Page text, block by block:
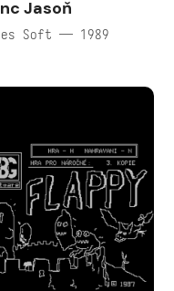
Jasoň
Soft — 1989